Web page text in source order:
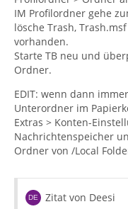
IM Profilordner gehe
lösche Trash,
vorhanden.
Starte TB neu und
Ordner.
EDIT: wenn dann
Unterordner im
Extras > Konten-
Nachrichtenspeicher
Ordner von /Local
Zitat von Deesi